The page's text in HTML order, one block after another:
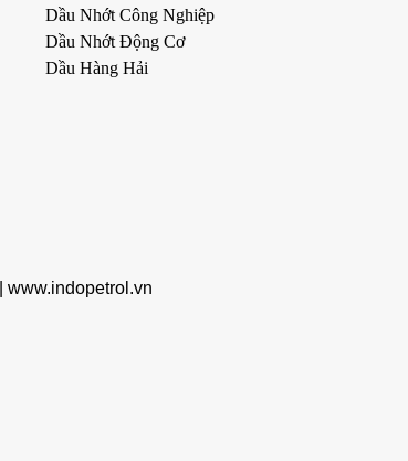
Dầu Nhớt Công Nghiệp
Dầu Nhớt Động Cơ
Dầu Hàng Hải
www.indopetrol.vn